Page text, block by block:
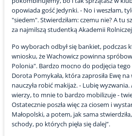
opowiada gość Jedynki. - No i weszłam,
"siedem". Stwierdziłam: czemu nie? A tu
za najmilszą studentką Akademii
Po wyborach odbył się bankiet, podczas
wniosku, że Wachowicz powinna
Polonia". Bardzo mocno do podjęcia tego
Dorota Pomykała, która zaprosiła Ewę
nauczyła robić makijaż. - Lubię
wierzy, to mnie to bardzo mobilizuje -
Ostatecznie poszła więc za ciosem i
Małopolski, a potem, jak sama
schody, po których pięła się dalej”.